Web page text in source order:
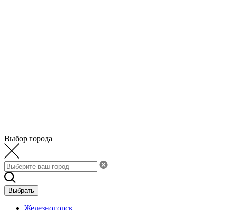
Выбор города
Выбрать
Железногорск